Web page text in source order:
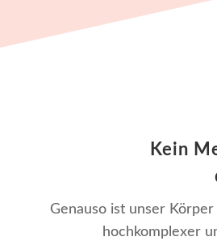
Kein
Genauso ist unser Körper
hochkomplexer